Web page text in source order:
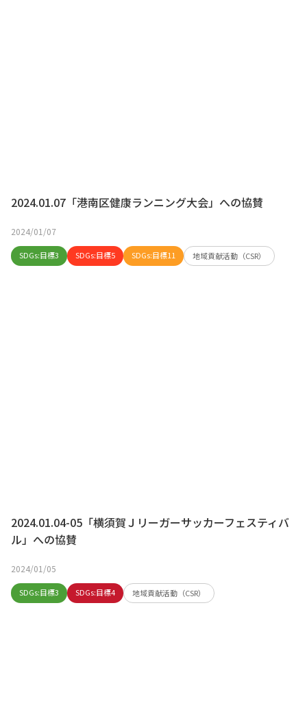
2024.01.07「港南区健康ランニング大会」への協賛
2024/01/07
SDGs:目標3 SDGs:目標5 SDGs:目標11 地域貢献活動（CSR）
2024.01.04-05「横須賀Ｊリーガーサッカーフェスティバ
ル」への協賛
2024/01/05
SDGs:目標3 SDGs:目標4 地域貢献活動（CSR）